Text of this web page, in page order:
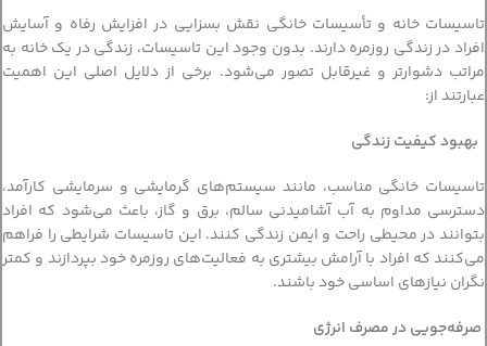
تاسیسات خانه و تأسیسات خانگی نقش بسزایی در افزایش رفاه و آسایش
افراد در زندگی روزمره دارند. بدون وجود این تاسیسات، زندگی در یک خانه به
مراتب دشوارتر و غیرقابل تصور می‌شود. برخی از دلایل اصلی این اهمیت
عبارتند از:
بهبود کیفیت زندگی
تاسیسات خانگی مناسب، مانند سیستم‌های گرمایشی و سرمایشی کارآمد،
دسترسی مداوم به آب آشامیدنی سالم، برق و گاز، باعث می‌شود که افراد
بتوانند در محیطی راحت و ایمن زندگی کنند. این تاسیسات شرایطی را فراهم
می‌کنند که افراد با آرامش بیشتری به فعالیت‌های روزمره خود بپردازند و کمتر
نگران نیازهای اساسی خود باشند.
صرفه‌جویی در مصرف انرژی